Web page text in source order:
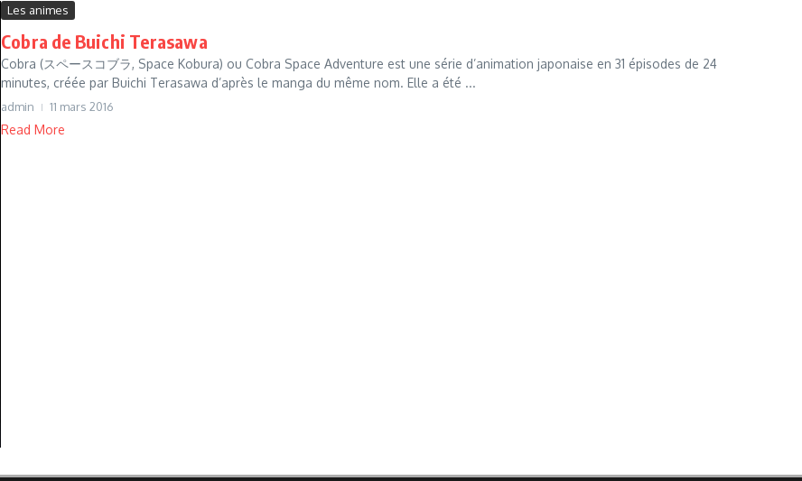
Les animes
Cobra de Buichi Terasawa
Cobra (スペースコブラ, Space Kobura) ou Cobra Space Adventure est une série d’animation japonaise en 31 épisodes de 24
minutes, créée par Buichi Terasawa d’après le manga du même nom. Elle a été ...
admin 11 mars 2016
Read More